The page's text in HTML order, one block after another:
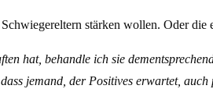
stärken wollen. Oder die
hat, behandle ich sie
jemand, der Positives erwartet,